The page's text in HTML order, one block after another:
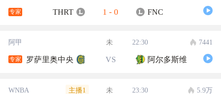
专家 THRT 1 - 0 FNC
阿甲 未 22:30 7441
专家 罗萨里奥中央 VS 阿尔多斯维
WNBA 主播1 未 23:30 5.9万